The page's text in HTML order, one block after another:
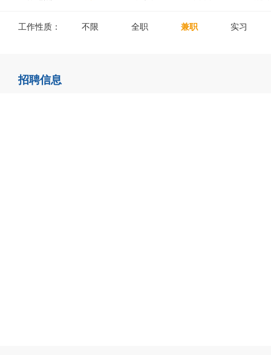
工作性质： 不限 全职 兼职 实习
招聘信息